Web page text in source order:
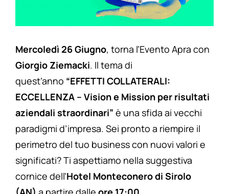
Mercoledì 26 Giugno, torna l’Evento Apra con
Giorgio Ziemacki. Il tema di
quest’anno “EFFETTI COLLATERALI:
ECCELLENZA – Vision e Mission per risultati
aziendali straordinari” è una sfida ai vecchi
paradigmi d’impresa. Sei pronto a riempire il
perimetro del tuo business con nuovi valori e
significati? Ti aspettiamo nella suggestiva
cornice dell’Hotel Monteconero di Sirolo